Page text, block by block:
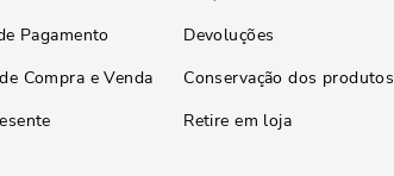
Pagamento
Compra e Venda
Devoluções
Conservação dos produtos
Retire em loja